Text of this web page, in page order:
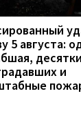
5 августа:
десятки
и